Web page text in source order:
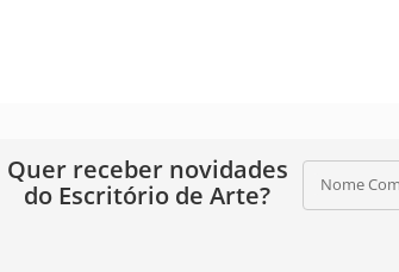
Quer receber novidades
do Escritório de Arte?
Nome